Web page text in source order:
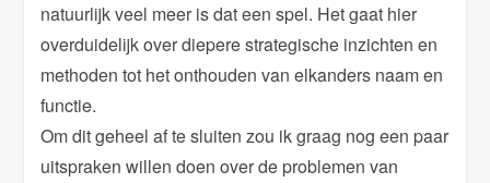
natuurlijk veel meer is dat een spel. Het gaat hier
overduidelijk over diepere strategische inzichten en
methoden tot het onthouden van elkanders naam en
functie.
Om dit geheel af te sluiten zou ik graag nog een paar
uitspraken willen doen over de problemen van